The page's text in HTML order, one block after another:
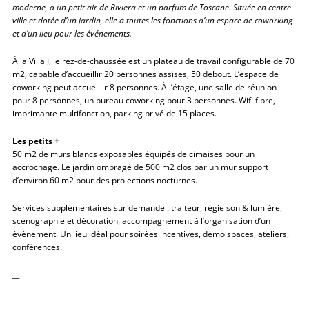
moderne, a un petit air de Riviera et un parfum de Toscane. Située en centre
ville et dotée d’un jardin, elle a toutes les fonctions d’un espace de coworking
et d’un lieu pour les événements.
À la Villa J, le rez-de-chaussée est un plateau de travail configurable de 70
m2, capable d’accueillir 20 personnes assises, 50 debout. L’espace de
coworking peut accueillir 8 personnes. À l’étage, une salle de réunion
pour 8 personnes, un bureau coworking pour 3 personnes. Wifi fibre,
imprimante multifonction, parking privé de 15 places.
Les petits +
50 m2 de murs blancs exposables équipés de cimaises pour un
accrochage. Le jardin ombragé de 500 m2 clos par un mur support
d’environ 60 m2 pour des projections nocturnes.
Services supplémentaires sur demande : traiteur, régie son & lumière,
scénographie et décoration, accompagnement à l’organisation d’un
événement. Un lieu idéal pour soirées incentives, démo spaces, ateliers,
conférences.